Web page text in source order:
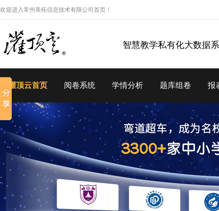
欢迎进入常州美拓信息技术有限公司首页！
智慧教学私有化大数据
灌顶云首页 阅卷系统 学情分析 题库组卷 报